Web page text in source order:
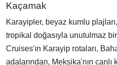
Kaçamak
Karayipler, beyaz kumlu
tropikal doğasıyla unutulmaz
Cruises'ın Karayip rotaları,
adalarından, Meksika'nın canlı